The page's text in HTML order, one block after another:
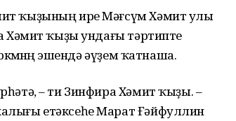
ҡыҙының ире Мәғсүм Хәмит улы
Хәмит ҡыҙы ундағы тәртипте
эшендә әүҙем ҡатнаша.
– ти Зинфира Хәмит ҡыҙы. –
етәксеһе Марат Ғәйфуллин